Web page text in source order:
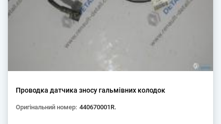
Проводка датчика зносу гальмівних колодок
Оригінальний номер: 440670001R.